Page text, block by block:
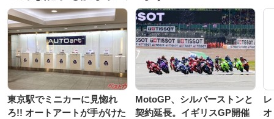
東京駅でミニカーに見惚れ
ろ!! オートアートが手がけた
MotoGP、シルバーストンと
契約延長。イギリスGP開催